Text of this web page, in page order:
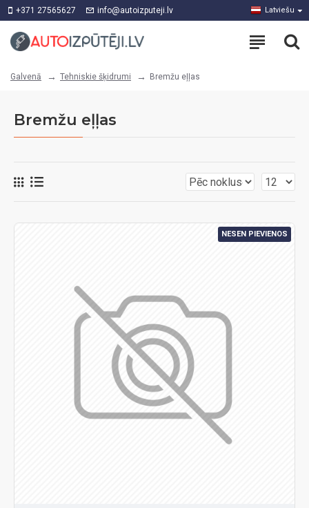
+371 27565627 info@autoizputeji.lv Latviešu
Galvenā Tehniskie šķidrumi Bremžu eļļas
Bremžu eļļas
NESEN PIEVIENOS